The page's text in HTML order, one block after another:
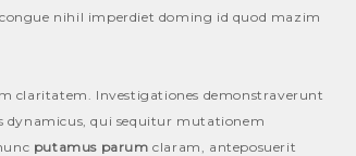
nihil imperdiet doming id quod mazim
claritatem. Investigationes demonstraverunt
dynamicus, qui sequitur mutationem
putamus parum claram, anteposuerit